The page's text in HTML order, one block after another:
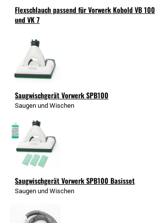
Flexschlauch passend für Vorwerk Kobold VB 100
und VK 7
Saugwischgerät Vorwerk SPB100
Saugen und Wischen
Saugwischgerät Vorwerk SPB100 Basisset
Saugen und Wischen